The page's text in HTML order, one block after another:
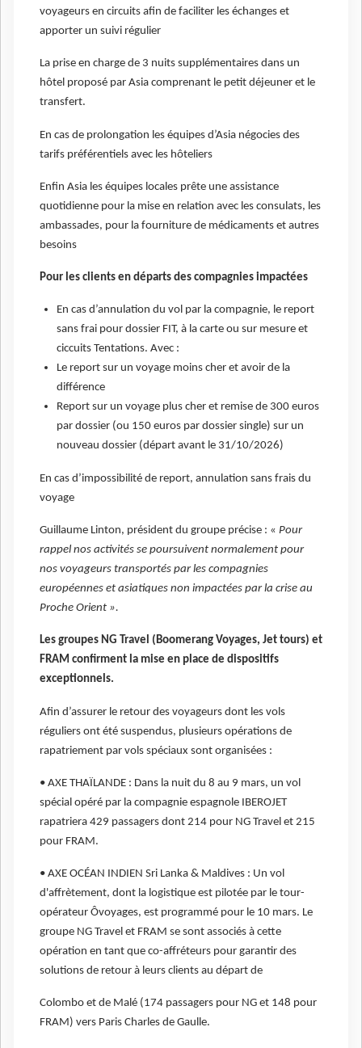
voyageurs en circuits afin de faciliter les échanges et
apporter un suivi régulier
La prise en charge de 3 nuits supplémentaires dans un
hôtel proposé par Asia comprenant le petit déjeuner et le
transfert.
En cas de prolongation les équipes d’Asia négocies des
tarifs préférentiels avec les hôteliers
Enfin Asia les équipes locales prête une assistance
quotidienne pour la mise en relation avec les consulats, les
ambassades, pour la fourniture de médicaments et autres
besoins
Pour les clients en départs des compagnies impactées
En cas d’annulation du vol par la compagnie, le report
sans frai pour dossier FIT, à la carte ou sur mesure et
ciccuits Tentations. Avec :
Le report sur un voyage moins cher et avoir de la
différence
Report sur un voyage plus cher et remise de 300 euros
par dossier (ou 150 euros par dossier single) sur un
nouveau dossier (départ avant le 31/10/2026)
En cas d’impossibilité de report, annulation sans frais du
voyage
Guillaume Linton, président du groupe précise : « Pour
rappel nos activités se poursuivent normalement pour
nos voyageurs transportés par les compagnies
européennes et asiatiques non impactées par la crise au
Proche Orient ».
Les groupes NG Travel (Boomerang Voyages, Jet tours) et
FRAM confirment la mise en place de dispositifs
exceptionnels.
Afin d’assurer le retour des voyageurs dont les vols
réguliers ont été suspendus, plusieurs opérations de
rapatriement par vols spéciaux sont organisées :
• AXE THAÏLANDE : Dans la nuit du 8 au 9 mars, un vol
spécial opéré par la compagnie espagnole IBEROJET
rapatriera 429 passagers dont 214 pour NG Travel et 215
pour FRAM.
• AXE OCÉAN INDIEN Sri Lanka & Maldives : Un vol
d'affrètement, dont la logistique est pilotée par le tour-
opérateur Ôvoyages, est programmé pour le 10 mars. Le
groupe NG Travel et FRAM se sont associés à cette
opération en tant que co-affréteurs pour garantir des
solutions de retour à leurs clients au départ de
Colombo et de Malé (174 passagers pour NG et 148 pour
FRAM) vers Paris Charles de Gaulle.